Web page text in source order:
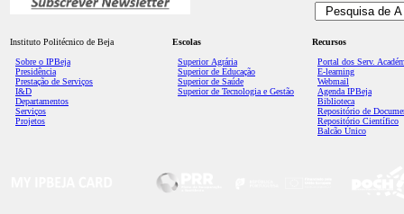
Instituto Politécnico de Beja
Sobre o IPBeja
Presidência
Prestação de Serviços
I&D
Departamentos
Serviços
Projetos
Escolas
Superior Agrária
Superior de Educação
Superior de Saúde
Superior de Tecnologia e Gestão
Recursos
Portal dos Serv.
E-learning
Webmail
Agenda IPBeja
Biblioteca
Repositório de
Repositório Científico
Balcão Único